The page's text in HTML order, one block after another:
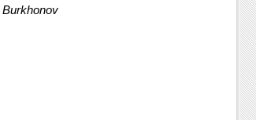
Burkhonov